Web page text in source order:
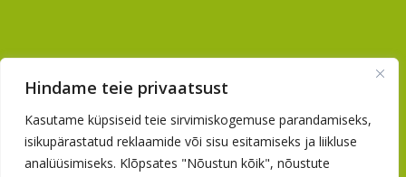
Hindame teie privaatsust
Kasutame küpsiseid teie sirvimiskogemuse parandamiseks,
isikupärastatud reklaamide või sisu esitamiseks ja liikluse
analüüsimiseks. Klõpsates "Nõustun kõik", nõustute
E-post:lasteaed@kiililasteaed.ee